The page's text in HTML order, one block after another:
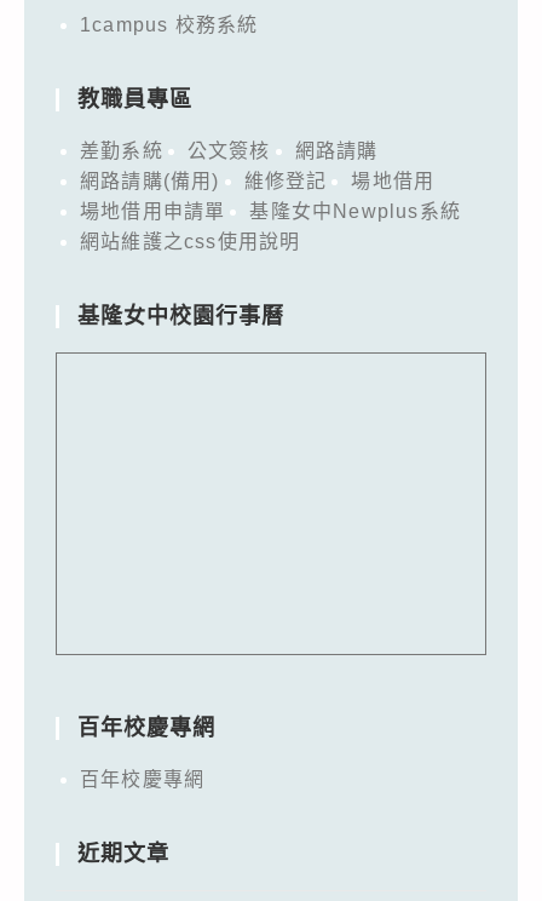
1campus 校務系統
教職員專區
差勤系統 公文簽核
網路請購
網路請購(備用)
維修登記
場地借用
場地借用申請單
基隆女中Newplus系統
網站維護之css使用說明
基隆女中校園行事曆
百年校慶專網
百年校慶專網
近期文章